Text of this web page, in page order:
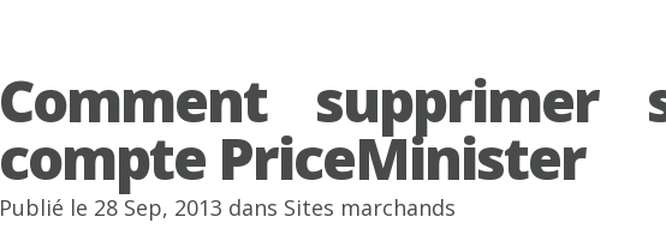
Comment supprimer
compte PriceMinister
Publié le 28 Sep, 2013 dans Sites marchands